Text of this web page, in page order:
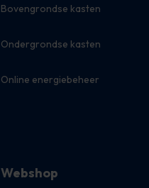
Bovengrondse kasten
Ondergrondse kasten
Online energiebeheer
Webshop